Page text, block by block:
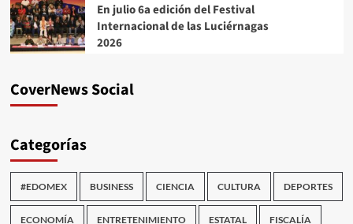
En julio 6a edición del Festival
Internacional de las Luciérnagas
2026
CoverNews Social
Categorías
#EDOMEX BUSINESS CIENCIA CULTURA DEPORTES
ECONOMÍA ENTRETENIMIENTO ESTATAL FISCALÍA